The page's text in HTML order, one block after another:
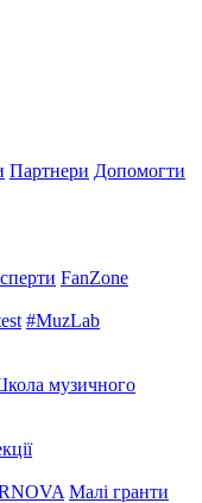
Партнери Допомогти
FanZone
#MuzLab
музичного
Малі гранти